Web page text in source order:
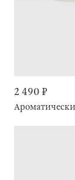
2 490 ₽